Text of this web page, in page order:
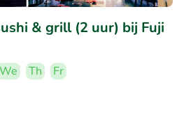
& grill (2 uur) bij Fuji
We Th
Fr